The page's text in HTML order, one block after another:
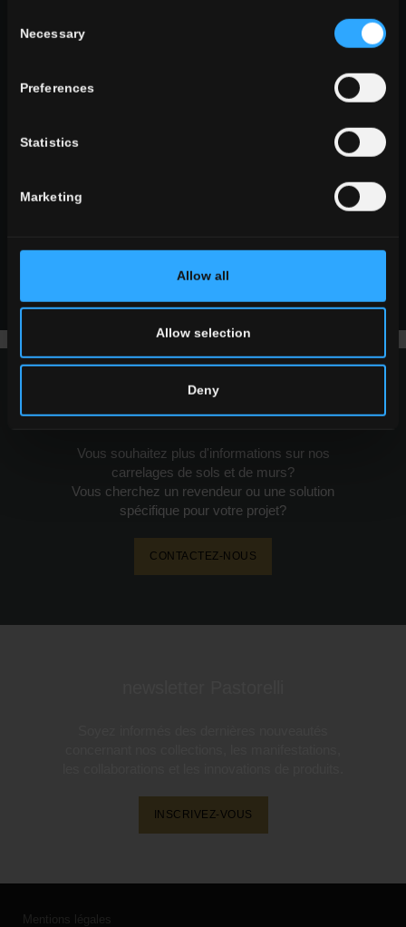
Selection
Necessary
Preferences
Statistics
Marketing
Allow all
Allow selection
Deny
TOUS LES EFFETS
les grands formats
TOUS LES FORMATS
demander des infos
Vous souhaitez plus d'informations sur nos
carrelages de sols et de murs?
Vous cherchez un revendeur ou une solution
spécifique pour votre projet?
CONTACTEZ-NOUS
INSCRIVEZ-VOUS
Mentions légales